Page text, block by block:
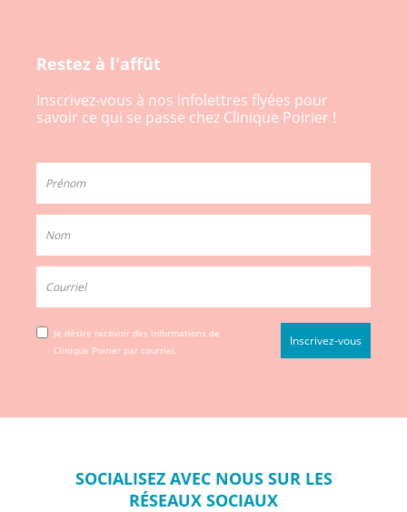
Restez à l'affût
Inscrivez-vous à nos infolettres flyées pour
savoir ce qui se passe chez Clinique Poirier !
Je désire recevoir des informations de
Clinique Poirier par courriel.
SOCIALISEZ AVEC NOUS SUR LES
RÉSEAUX SOCIAUX